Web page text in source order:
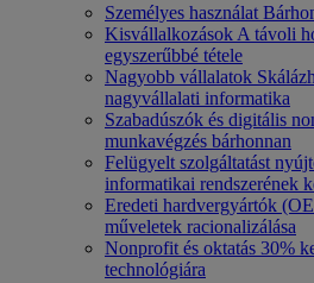
Személyes használat
Kisvállalkozások A távoli
egyszerűbbé tétele
Nagyobb vállalatok
nagyvállalati informatika
Szabadúszók és digitális
munkavégzés bárhonnan
Felügyelt szolgáltatást
informatikai rendszerének
Eredeti hardvergyártók
műveletek racionalizálása
Nonprofit és oktatás 30%
technológiára